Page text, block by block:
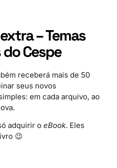
– Temas
Cespe
receberá mais de 50
seus novos
em cada arquivo, ao
adquirir oeBook. Eles
😉